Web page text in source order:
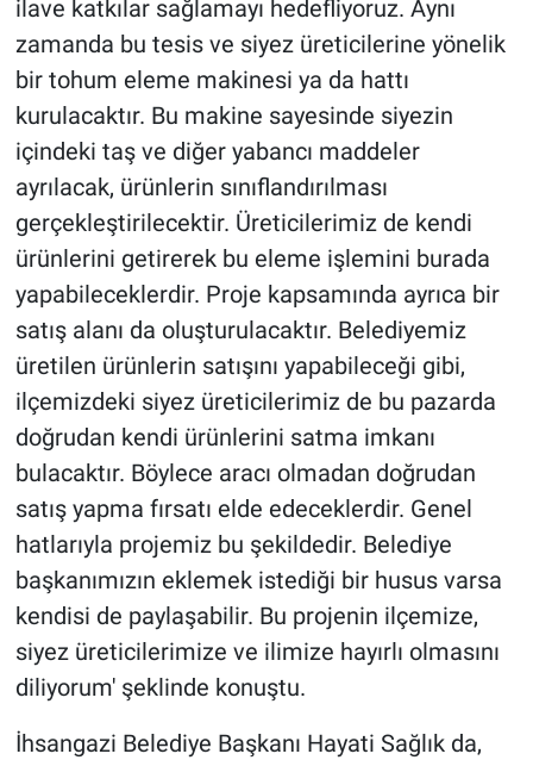
ilave katkılar sağlamayı hedefliyoruz. Aynı
zamanda bu tesis ve siyez üreticilerine yönelik
bir tohum eleme makinesi ya da hattı
kurulacaktır. Bu makine sayesinde siyezin
içindeki taş ve diğer yabancı maddeler
ayrılacak, ürünlerin sınıflandırılması
gerçekleştirilecektir. Üreticilerimiz de kendi
ürünlerini getirerek bu eleme işlemini burada
yapabileceklerdir. Proje kapsamında ayrıca bir
satış alanı da oluşturulacaktır. Belediyemiz
üretilen ürünlerin satışını yapabileceği gibi,
ilçemizdeki siyez üreticilerimiz de bu pazarda
doğrudan kendi ürünlerini satma imkanı
bulacaktır. Böylece aracı olmadan doğrudan
satış yapma fırsatı elde edeceklerdir. Genel
hatlarıyla projemiz bu şekildedir. Belediye
başkanımızın eklemek istediği bir husus varsa
kendisi de paylaşabilir. Bu projenin ilçemize,
siyez üreticilerimize ve ilimize hayırlı olmasını
diliyorum' şeklinde konuştu.
İhsangazi Belediye Başkanı Hayati Sağlık da,